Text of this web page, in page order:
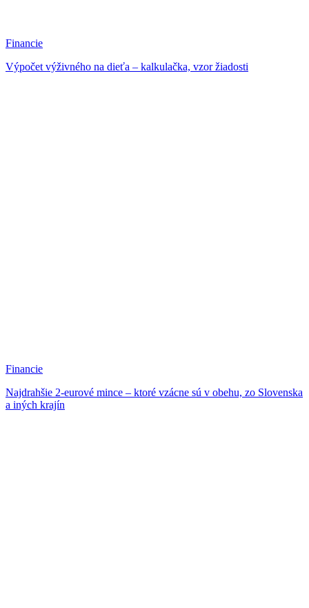
Financie
Výpočet výživného na dieťa – kalkulačka, vzor žiadosti
Financie
Najdrahšie 2-eurové mince – ktoré vzácne sú v obehu, zo Slovenska
a iných krajín